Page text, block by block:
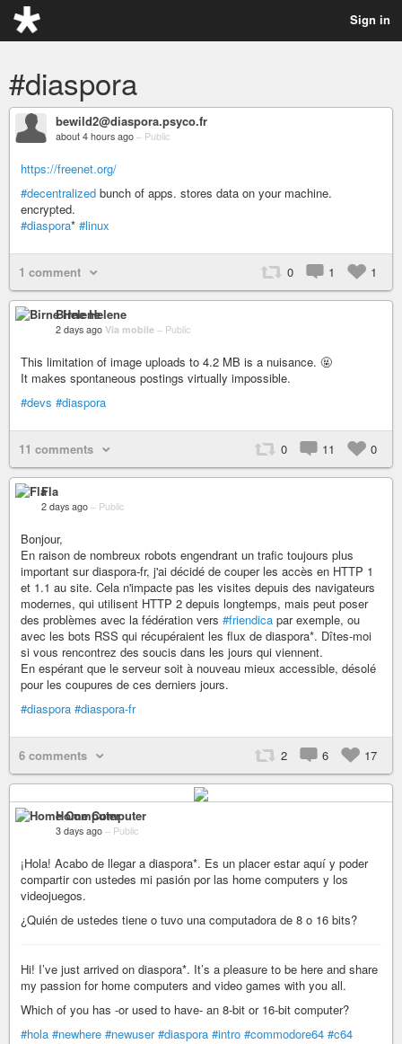
Sign in
#diaspora
bewild2@diaspora.psyco.fr
about 4 hours ago – Public
https://freenet.org/
#decentralized bunch of apps. stores data on your machine.
encrypted.
#diaspora* #linux
1 comment 0 1 1
Birne Helene
2 days ago Via mobile – Public
This limitation of image uploads to 4.2 MB is a nuisance. 🤬
It makes spontaneous postings virtually impossible.
#devs #diaspora
11 comments 0 11 0
Fla
2 days ago – Public
Bonjour,
En raison de nombreux robots engendrant un trafic toujours plus
important sur diaspora-fr, j'ai décidé de couper les accès en HTTP 1
et 1.1 au site. Cela n'impacte pas les visites depuis des navigateurs
modernes, qui utilisent HTTP 2 depuis longtemps, mais peut poser
des problèmes avec la fédération vers #friendica par exemple, ou
avec les bots RSS qui récupéraient les flux de diaspora*. Dîtes-moi
si vous rencontrez des soucis dans les jours qui viennent.
En espérant que le serveur soit à nouveau mieux accessible, désolé
pour les coupures de ces derniers jours.
#diaspora #diaspora-fr
6 comments 2 6 17
Home Computer
3 days ago – Public
¡Hola! Acabo de llegar a diaspora*. Es un placer estar aquí y poder
compartir con ustedes mi pasión por las home computers y los
videojuegos.
¿Quién de ustedes tiene o tuvo una computadora de 8 o 16 bits?
Hi! I’ve just arrived on diaspora*. It’s a pleasure to be here and share
my passion for home computers and video games with you all.
Which of you has -or used to have- an 8-bit or 16-bit computer?
#hola #newhere #newuser #diaspora #intro #commodore64 #c64